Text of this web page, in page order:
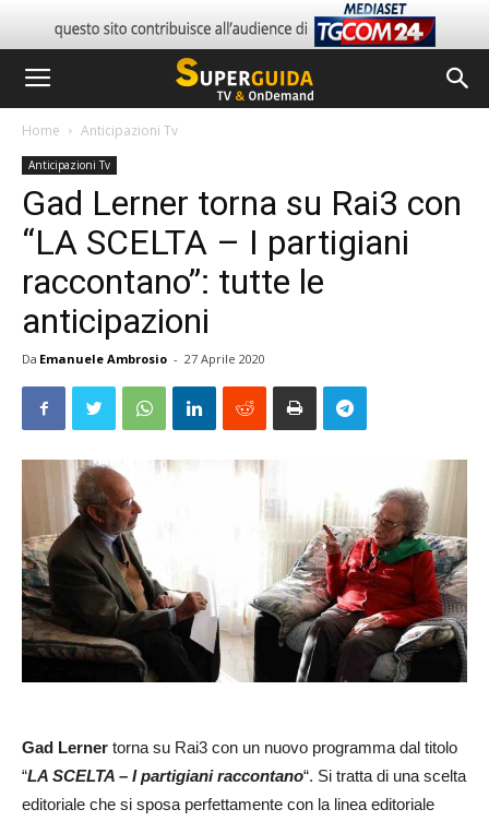
Home Anticipazioni Tv
Anticipazioni Tv
Gad Lerner torna su Rai3 con
“LA SCELTA – I partigiani
raccontano”: tutte le
anticipazioni
Da Emanuele Ambrosio - 27 Aprile 2020
Gad Lerner torna su Rai3 con un nuovo programma dal titolo
“LA SCELTA – I partigiani raccontano“. Si tratta di una scelta
editoriale che si sposa perfettamente con la linea editoriale